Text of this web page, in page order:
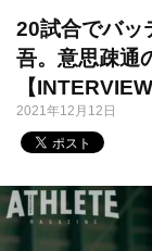
20試合でバッ
吾。意思疎通
【
2021年12月12日